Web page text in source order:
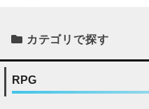
カテゴリで探す
RPG